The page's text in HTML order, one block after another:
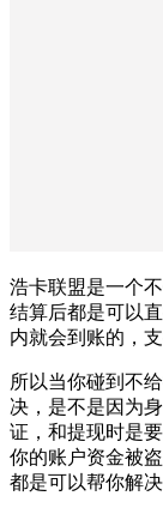
浩卡联盟是一个
结算后都是可以
内就会到账的，
所以当你碰到不
决，是不是因为
证，和提现时是
你的账户资金被
都是可以帮你解决